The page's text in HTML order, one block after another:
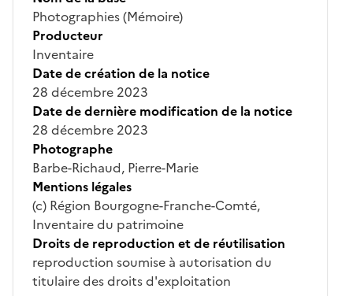
Photographies (Mémoire)
Producteur
Inventaire
Date de création de la notice
28 décembre 2023
Date de dernière modification de la notice
28 décembre 2023
Photographe
Barbe-Richaud, Pierre-Marie
Mentions légales
(c) Région Bourgogne-Franche-Comté,
Inventaire du patrimoine
Droits de reproduction et de réutilisation
reproduction soumise à autorisation du
titulaire des droits d'exploitation